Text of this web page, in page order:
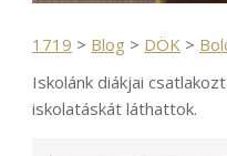
1719 > Blog > DÖK >
Iskolánk diákjai
iskolatáskát láthattok.